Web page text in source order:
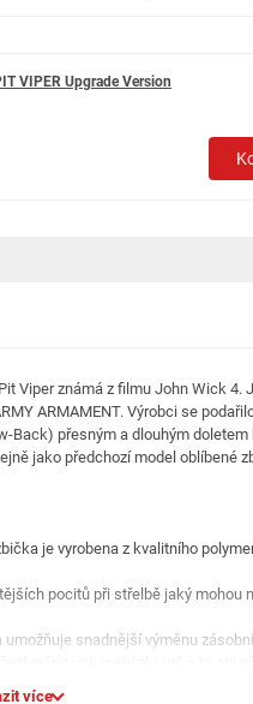
VIPER Upgrade Version
Viper známá z filmu John Wick 4.
ARMAMENT. Výrobci se
Back) přesným a dlouhým
jako předchozí model oblíbené
je vyrobena z kvalitního
pocitů při střelbě jaký mohou
snadnější výměnu
více